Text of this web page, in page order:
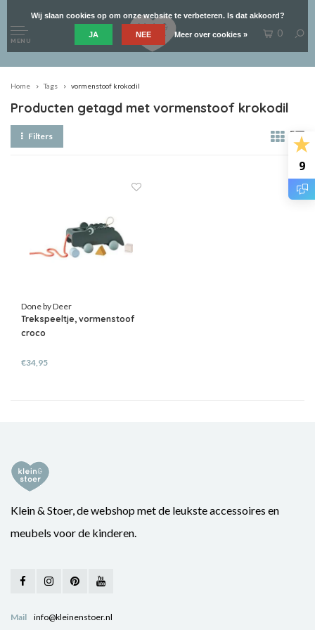
9
MENU
0
Home Tags vormenstoof krokodil
Producten getagd met vormenstoof krokodil
Filters
Done by Deer
Trekspeeltje, vormenstoof
croco
€34,95
Klein & Stoer, de webshop met de leukste accessoires en
meubels voor de kinderen.
Mail info@kleinenstoer.nl
Wij slaan cookies op om onze website te verbeteren. Is dat akkoord?
JA NEE Meer over cookies »